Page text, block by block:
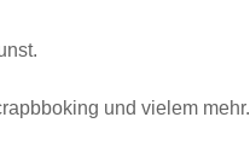
und vielem mehr.